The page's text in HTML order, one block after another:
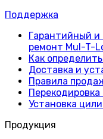
Поддержка
Гарантийный и
ремонт Mul-T-
Как
Доставка и
Правила
Установка
Продукция